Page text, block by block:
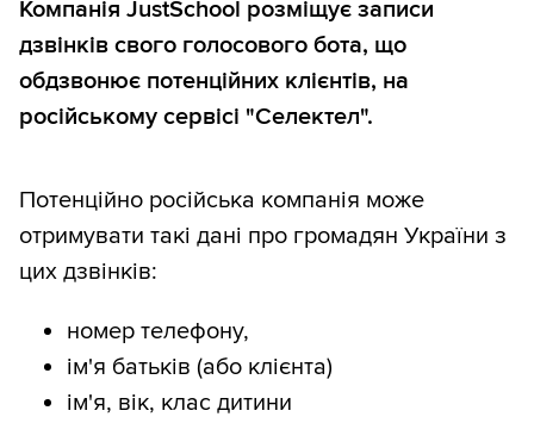
Компанія JustSchool розміщує записи
дзвінків свого голосового бота, що
обдзвонює потенційних клієнтів, на
російському сервісі "Селектел".
Потенційно російська компанія може
отримувати такі дані про громадян України з
цих дзвінків:
номер телефону,
ім'я батьків (або клієнта)
ім'я, вік, клас дитини